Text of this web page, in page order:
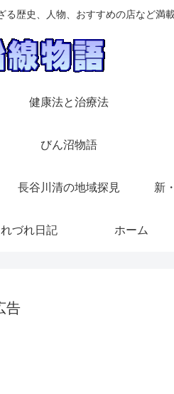
史、人物、おすすめの店など満
健康法と治療法
びん沼物語
長谷川清の地域探見 新
づれ日記 ホーム
告